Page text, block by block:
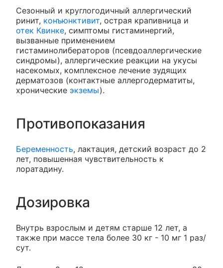
Сезонный и круглогодичный аллергический
ринит, конъюнктивит, острая крапивница и
отек Квинке, симптомы гистаминергий,
вызванные применением
гистаминолибераторов (псевдоаллергические
синдромы), аллергические реакции на укусы
насекомых, комплексное лечение зудящих
дерматозов (контактные аллергодерматиты,
хронические экземы).
Противопоказания
Беременность, лактация, детский возраст до 2
лет, повышенная чувствительность к
лоратадину.
Дозировка
Внутрь взрослым и детям старше 12 лет, а
также при массе тела более 30 кг - 10 мг 1 раз/
сут.